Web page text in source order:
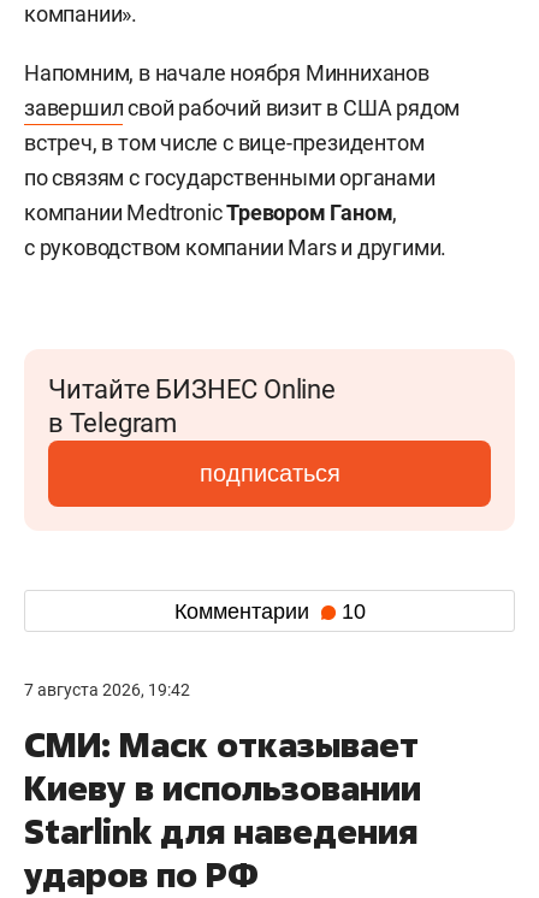
компании».
Напомним, в начале ноября Минниханов
завершилсвой рабочий визит в США рядом
встреч, в том числе с вице-президентом
по связям с государственными органами
компании MedtronicТревором Ганом,
с руководством компании Mars и другими.
Читайте БИЗНЕС Online
в Telegram
подписаться
Комментарии 10
7 августа 2026, 19:42
СМИ: Маск отказывает
Киеву в использовании
Starlink для наведения
ударов по РФ